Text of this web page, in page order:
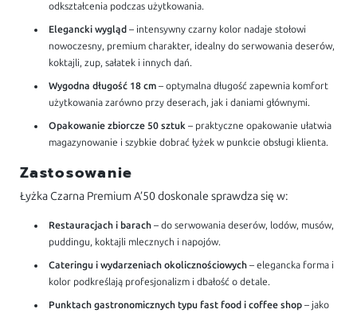
odkształcenia podczas użytkowania.
Elegancki wygląd – intensywny czarny kolor nadaje stołowi
nowoczesny, premium charakter, idealny do serwowania deserów,
koktajli, zup, sałatek i innych dań.
Wygodna długość 18 cm – optymalna długość zapewnia komfort
użytkowania zarówno przy deserach, jak i daniami głównymi.
Opakowanie zbiorcze 50 sztuk – praktyczne opakowanie ułatwia
magazynowanie i szybkie dobrać łyżek w punkcie obsługi klienta.
Zastosowanie
Łyżka Czarna Premium A’50 doskonale sprawdza się w:
Restauracjach i barach – do serwowania deserów, lodów, musów,
puddingu, koktajli mlecznych i napojów.
Cateringu i wydarzeniach okolicznościowych – elegancka forma i
kolor podkreślają profesjonalizm i dbałość o detale.
Punktach gastronomicznych typu fast food i coffee shop – jako